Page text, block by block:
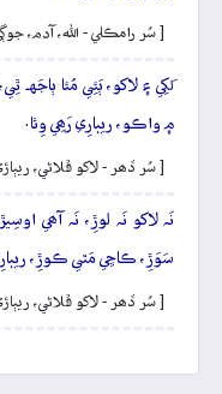
[ سُر رامڪلي - الله، آدم،
لَکِي ۽ لاکو، ٻَئِي مُئا ٻاجَهہ
۾ واڪو، ريٻارِي رَھِي وِئا.
[ سُر ڏھر - لاکو ڦلاڻي،
نَہ لاکو نَہ لوڙِ، نَہ آھي
سَوَڙِ، ڪاڇي مَٿي ڪوڙِ،
[ سُر ڏھر - لاکو ڦلاڻي،